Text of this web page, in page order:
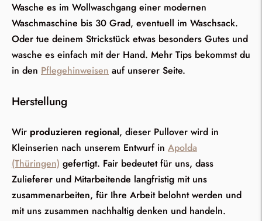
Wasche es im Wollwaschgang einer modernen
Waschmaschine bis 30 Grad, eventuell im Waschsack.
Oder tue deinem Strickstück etwas besonders Gutes und
wasche es einfach mit der Hand. Mehr Tips bekommst du
in den Pflegehinweisen auf unserer Seite.
Herstellung
Wir produzieren regional, dieser Pullover wird in
Kleinserien nach unserem Entwurf in Apolda
(Thüringen) gefertigt. Fair bedeutet für uns, dass
Zulieferer und Mitarbeitende langfristig mit uns
zusammenarbeiten, für Ihre Arbeit belohnt werden und
mit uns zusammen nachhaltig denken und handeln.